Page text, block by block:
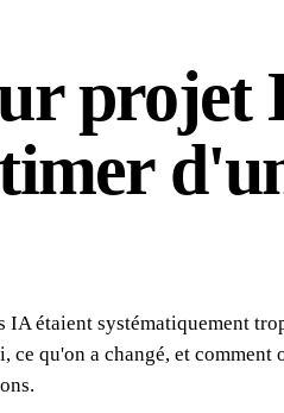
projet
IA étaient systématiquement
ce qu'on a changé, et comment